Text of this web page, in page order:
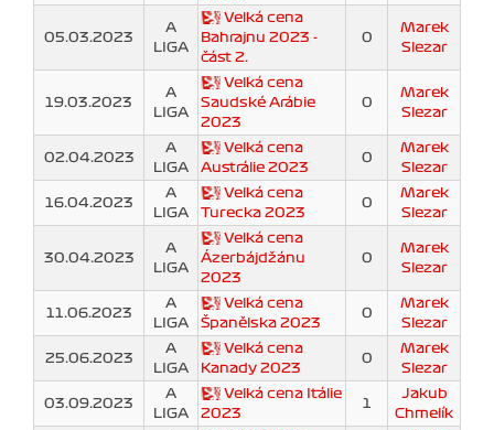
05.03.2023
A
LIGA
Velká cena
Bahrajnu 2023 -
část 2.
0
Marek
Slezar
19.03.2023
A
LIGA
Velká cena
Saudské Arábie
2023
0
Marek
Slezar
02.04.2023
A
LIGA
Velká cena
Austrálie 2023
0
Marek
Slezar
16.04.2023
A
LIGA
Velká cena
Turecka 2023
0
Marek
Slezar
30.04.2023
A
LIGA
Velká cena
Ázerbájdžánu
2023
0
Marek
Slezar
11.06.2023
A
LIGA
Velká cena
Španělska 2023
0
Marek
Slezar
25.06.2023
A
LIGA
Velká cena
Kanady 2023
0
Marek
Slezar
03.09.2023
A
LIGA
Velká cena Itálie
2023
1
Jakub
Chmelík